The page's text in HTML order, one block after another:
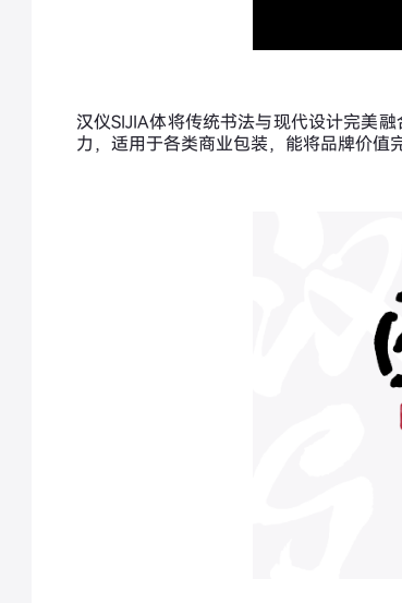
汉仪SIJIA体将传统书法与现代设计完美
力，适用于各类商业包装，能将品牌价值